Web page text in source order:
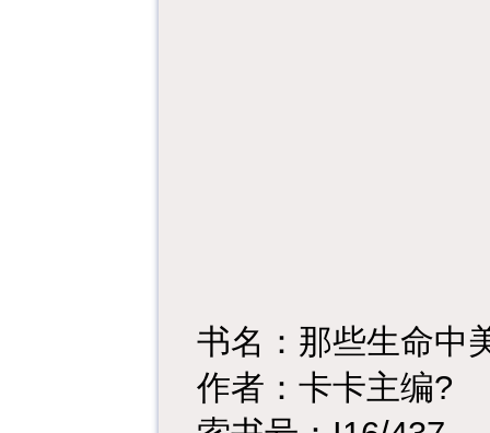
书名：那些生命中
作者：卡卡主编?